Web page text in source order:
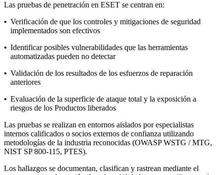
Las pruebas de penetración en ESET se centran en:
• Verificación de que los controles y mitigaciones de seguridad
implementados son efectivos
• Identificar posibles vulnerabilidades que las herramientas
automatizadas pueden no detectar
• Validación de los resultados de los esfuerzos de reparación
anteriores
• Evaluación de la superficie de ataque total y la exposición a
riesgos de los Productos liberados
Las pruebas se realizan en entornos aislados por especialistas
internos calificados o socios externos de confianza utilizando
metodologías de la industria reconocidas (OWASP WSTG / MTG,
NIST SP 800-115, PTES).
Los hallazgos se documentan, clasifican y rastrean mediante el